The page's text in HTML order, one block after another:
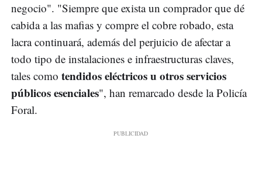
negocio". "Siempre que exista un comprador que dé
cabida a las mafias y compre el cobre robado, esta
lacra continuará, además del perjuicio de afectar a
todo tipo de instalaciones e infraestructuras claves,
tales como tendidos eléctricos u otros servicios
públicos esenciales", han remarcado desde la Policía
Foral.